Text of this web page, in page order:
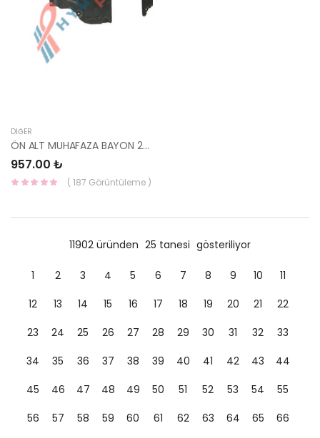
DIĞER
ÖN ALT MUHAFAZA BAYON 2020 29110-Q0120 YS
957.00 ₺
( 187 Görüntüleme )
11902 üründen 25 tanesi gösteriliyor
1 2 3 4 5 6 7 8 9 10
11
12
13 14 15 16 17 18 19 20 21
22
23
24 25 26 27 28 29 30 31 32
33
34
35 36 37 38 39 40 41 42 43
44
45
46 47 48 49 50 51 52 53 54
55
56
57 58 59 60 61 62 63 64 65
66